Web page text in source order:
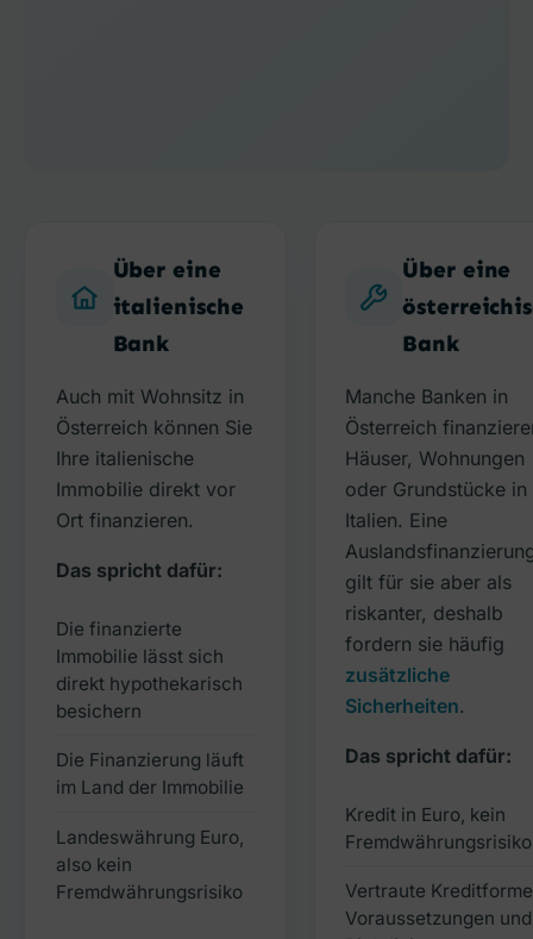
Über eine
italienische
Bank
Auch mit Wohnsitz in
Österreich können Sie
Ihre italienische
Immobilie direkt vor
Ort finanzieren.
Das spricht dafür:
Die finanzierte
Immobilie lässt sich
direkt hypothekarisch
besichern
Die Finanzierung läuft
im Land der Immobilie
Landeswährung Euro,
also kein
Fremdwährungsrisiko
Über eine
Bank
Manche Banken in
Österreich
Häuser, Wohnungen
oder Grundstücke in
Italien. Eine
gilt für sie aber als
riskanter, deshalb
fordern sie häufig
zusätzliche
Sicherheiten.
Das spricht dafür:
Kredit in Euro, kein
Fremdwährungsrisiko
Vertraute
Voraussetzungen und